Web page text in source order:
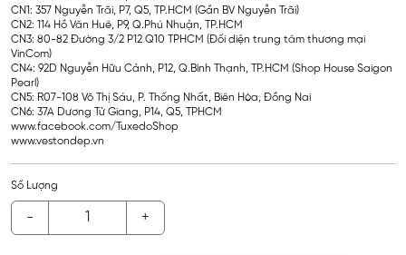
CN1: 357 Nguyễn Trãi, P7, Q5, TP.HCM (Gần BV Nguyễn Trãi)
CN2: 114 Hồ Văn Huê, P9, Q.Phú Nhuận, TP.HCM
CN3: 80-82 Đường 3/2 P12 Q10 TPHCM (Đối diện trung tâm thương mại
VinCom)
CN4: 92D Nguyễn Hữu Cảnh, P12, Q.Bình Thạnh, TP.HCM (Shop House Saigon
Pearl)
CN5: R07-108 Võ Thị Sáu, P. Thống Nhất, Biên Hòa, Đồng Nai
CN6: 37A Dương Tử Giang, P14, Q5, TPHCM
www.facebook.com/TuxedoShop
www.vestondep.vn
Số Lượng
- +